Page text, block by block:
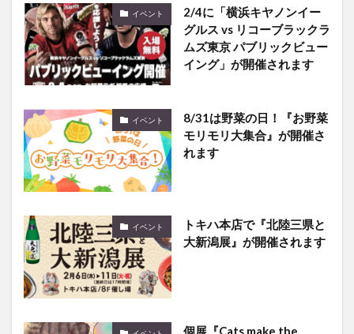
イベント
2/4に「横浜キヤノンイー
グルス vs リコーブラックラ
ムズ東京 パブリックビュー
イング」が開催されます
イベント
8/31は野菜の日！『お野菜
モリモリ大集合』が開催さ
れます
イベント
トキハ本店で『北陸三県と
大新潟展』が開催されます
個展『Cats make the